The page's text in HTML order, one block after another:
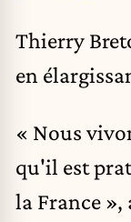
Thierry
en
« Nous
qu'il est
la France